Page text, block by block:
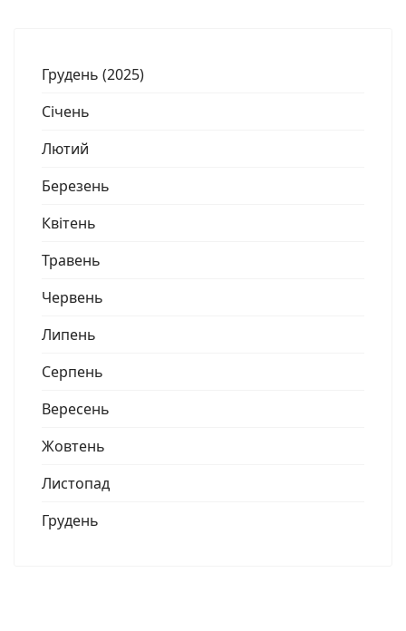
Грудень (2025)
Січень
Лютий
Березень
Квітень
Травень
Червень
Липень
Серпень
Вересень
Жовтень
Листопад
Грудень